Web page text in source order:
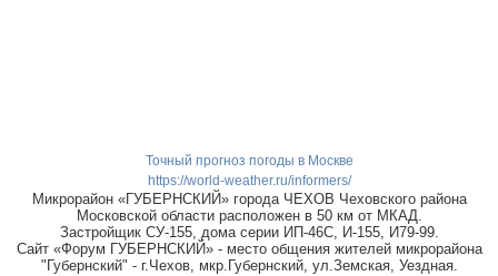
Точный прогноз погоды в Москве
https://world-weather.ru/informers/
Микрорайон «ГУБЕРНСКИЙ» города ЧЕХОВ Чеховского района
Московской области расположен в 50 км от МКАД.
Застройщик СУ-155, дома серии ИП-46С, И-155, И79-99.
Сайт «Форум ГУБЕРНСКИЙ» - место общения жителей микрорайона
"Губернский" - г.Чехов, мкр.Губернский, ул.Земская, Уездная.